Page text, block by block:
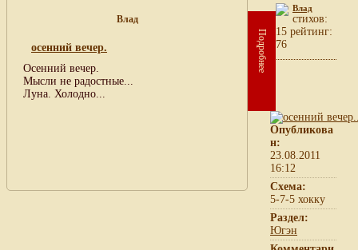
Влад
осенний вечер.
Осенний вечер.
Мысли не радостные...
Луна. Холодно...
Подробнее
Влад
cтихов:
15 рейтинг:
76
Опубликова
н:
23.08.2011
16:12
Схема:
5-7-5 хокку
Раздел:
Югэн